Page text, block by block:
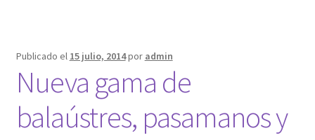
Publicado el 15 julio, 2014por admin
Nueva gama de
balaústres, pasamanos y